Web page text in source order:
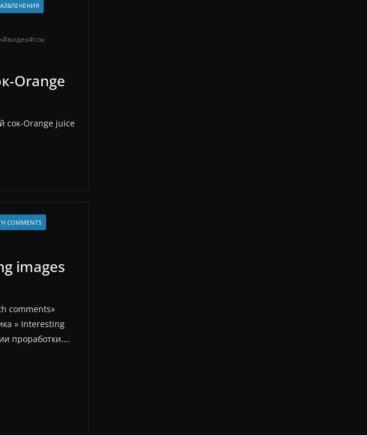
#видео#сок
Orange
сок-Orange juice
COMMENTS
images
comments»
» Interesting
проработки….